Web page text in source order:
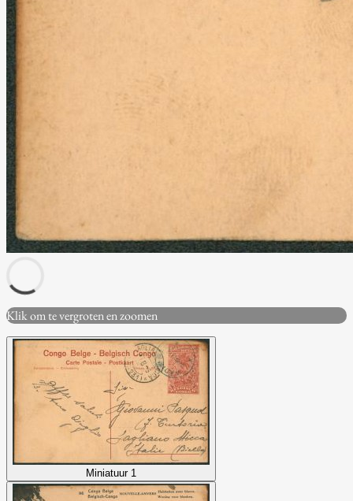
Klik om te vergroten en zoomen
Miniatuur 1